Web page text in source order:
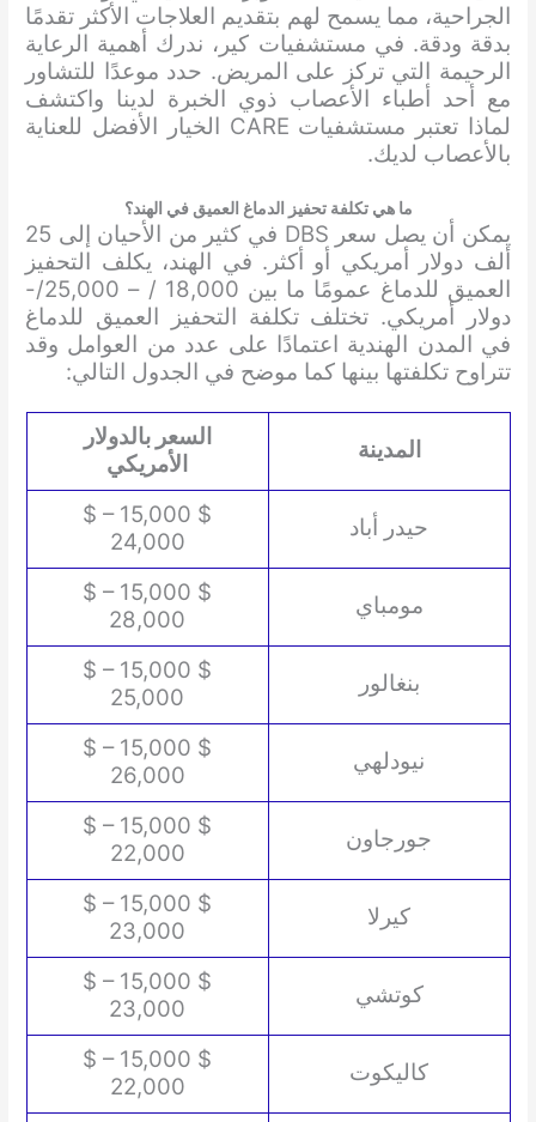
الجراحية، مما يسمح لهم بتقديم العلاجات الأكثر تقدمًا
بدقة ودقة. في مستشفيات كير، ندرك أهمية الرعاية
الرحيمة التي تركز على المريض. حدد موعدًا للتشاور
مع أحد أطباء الأعصاب ذوي الخبرة لدينا واكتشف
لماذا تعتبر مستشفيات CARE الخيار الأفضل للعناية
بالأعصاب لديك.
ما هي تكلفة تحفيز الدماغ العميق في الهند؟
يمكن أن يصل سعر DBS في كثير من الأحيان إلى 25
ألف دولار أمريكي أو أكثر. في الهند، يكلف التحفيز
العميق للدماغ عمومًا ما بين 18,000 / – 25,000/-
دولار أمريكي. تختلف تكلفة التحفيز العميق للدماغ
في المدن الهندية اعتمادًا على عدد من العوامل وقد
تتراوح تكلفتها بينها كما موضح في الجدول التالي:
المدينة
السعر بالدولار
الأمريكي
حيدر أباد
$ 15,000 – $
24,000
مومباي
$ 15,000 – $
28,000
بنغالور
$ 15,000 – $
25,000
نيودلهي
$ 15,000 – $
26,000
جورجاون
$ 15,000 – $
22,000
كيرلا
$ 15,000 – $
23,000
كوتشي
$ 15,000 – $
23,000
كاليكوت
$ 15,000 – $
22,000